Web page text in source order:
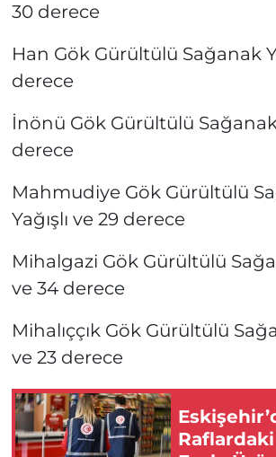
30 derece
Han Gök Gürültülü Sağanak
derece
İnönü Gök Gürültülü Sağanak
derece
Mahmudiye Gök Gürültülü
Yağışlı ve 29 derece
Mihalgazi Gök Gürültülü
ve 34 derece
Mihalıççık Gök Gürültülü
ve 23 derece